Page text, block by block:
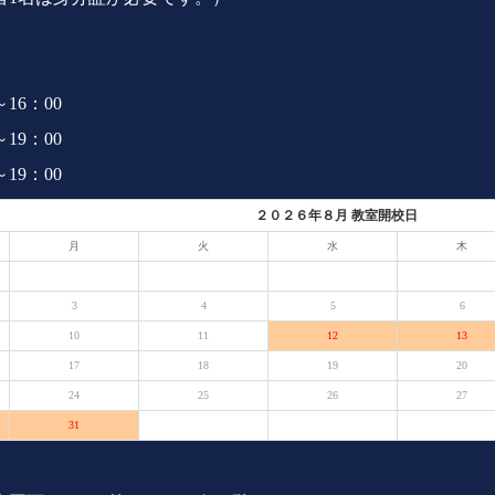
：00
：00
：00
２０２６年８月 教室開校日
月 火 水 木
3 4 5 6
10 11 12 13
17 18 19 20
24 25 26 27
31